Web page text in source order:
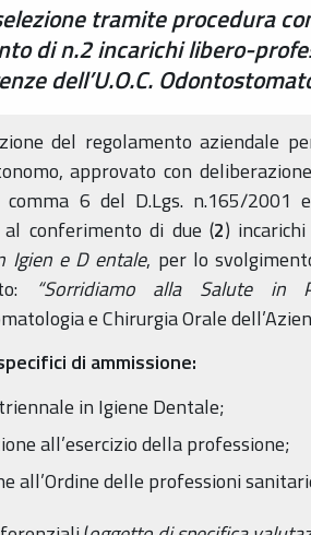
tramite procedura
di n.2 incarichi libero-
dell’U.O.C.
del regolamento aziendale
approvato con
comma 6 del D.Lgs. n.165/2001
al conferimento di due (2)
Igien e D entale, per lo
“Sorridiamo alla Salute in
e Chirurgia Orale
di ammissione:
in Igiene Dentale;
all’esercizio della professione;
all’Ordine delle professioni